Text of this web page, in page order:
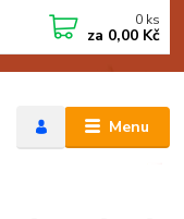
Menu
0 ks
za 0,00 Kč